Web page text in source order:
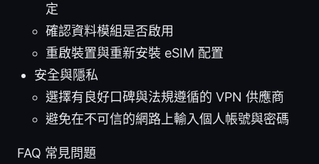
定
確認資料模組是否啟用
重啟裝置與重新安裝 eSIM 配置
安全與隱私
選擇有良好口碑與法規遵循的 VPN 供應商
避免在不可信的網路上輸入個人帳號與密碼
FAQ 常見問題